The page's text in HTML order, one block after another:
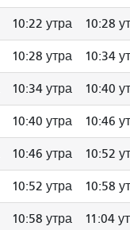
10:22 утра 10:28
10:28 утра 10:34
10:34 утра 10:40
10:40 утра 10:46
10:46 утра 10:52
10:52 утра 10:58
10:58 утра 11:04